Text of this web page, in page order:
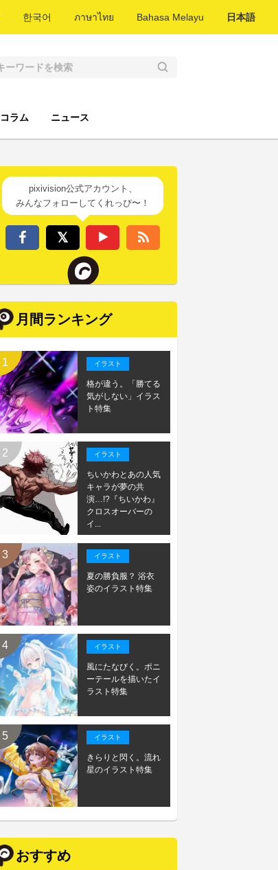
한국어 ภาษาไทย Bahasa Melayu 日本語
コラム ニュース
pixivision公式アカウント、
みんなフォローしてくれっぴ〜！
月間ランキング
イラスト
格が違う。「勝てる
気がしない」イラス
ト特集
イラスト
ちいかわとあの人気
キャラが夢の共
演…!?『ちいかわ』
クロスオーバーの
イ...
イラスト
夏の勝負服？ 浴衣
姿のイラスト特集
イラスト
風にたなびく。ポニ
ーテールを描いたイ
ラスト特集
イラスト
きらりと閃く。流れ
星のイラスト特集
おすすめ